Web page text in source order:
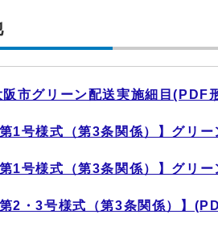
阪市グリーン配送実施細目(PDF
第1号様式（第3条関係）】グリ
第1号様式（第3条関係）】グリ
第2・3号様式（第3条関係）】